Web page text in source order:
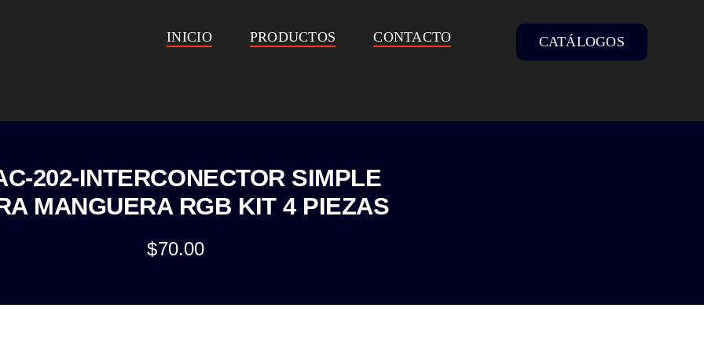
INICIO PRODUCTOS CONTACTO CATÁLOGOS
202-INTERCONECTOR SIMPLE
MANGUERA RGB KIT 4 PIEZAS
$70.00